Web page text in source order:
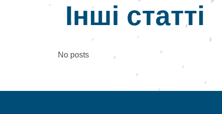
Інші статті
No posts